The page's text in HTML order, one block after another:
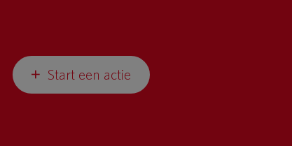
Start een actie